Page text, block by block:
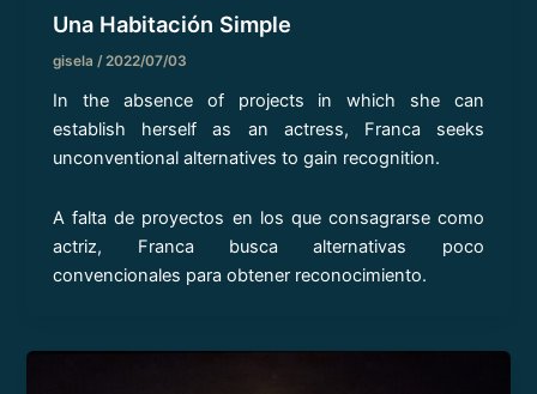
Una Habitación Simple
gisela/2022/07/03
In the absence of projects in which she can
establish herself as an actress, Franca seeks
unconventional alternatives to gain recognition.
A falta de proyectos en los que consagrarse como
actriz, Franca busca alternativas poco
convencionales para obtener reconocimiento.